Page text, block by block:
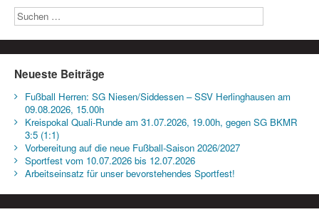
Neueste Beiträge
Fußball Herren: SG Niesen/Siddessen – SSV Herlinghausen am
09.08.2026, 15.00h
Kreispokal Quali-Runde am 31.07.2026, 19.00h, gegen SG BKMR
3:5 (1:1)
Vorbereitung auf die neue Fußball-Saison 2026/2027
Sportfest vom 10.07.2026 bis 12.07.2026
Arbeitseinsatz für unser bevorstehendes Sportfest!